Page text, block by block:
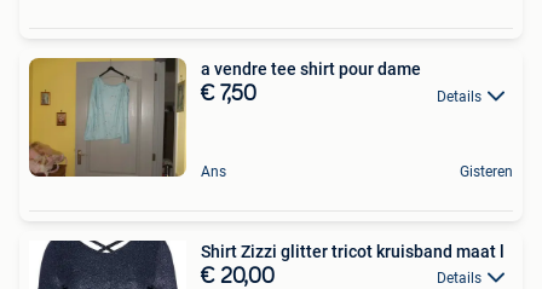
a vendre tee shirt pour dame
€ 7,50 Details
Ans Gisteren
Shirt Zizzi glitter tricot kruisband maat l
€ 20,00 Details